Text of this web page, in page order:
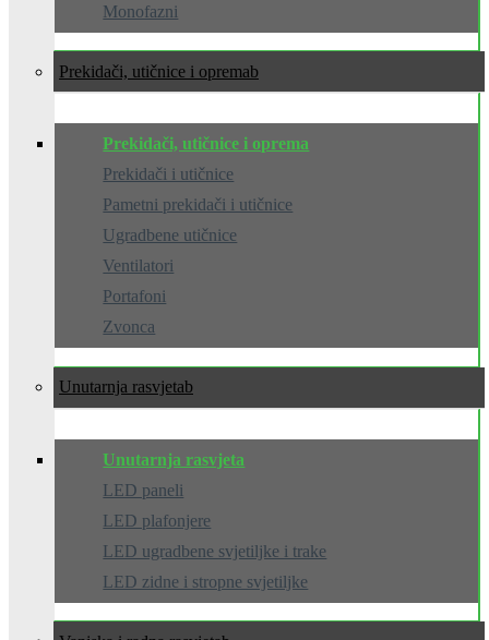
Monofazni
Prekidači, utičnice i oprema
Prekidači, utičnice i oprema
Prekidači i utičnice
Pametni prekidači i utičnice
Ugradbene utičnice
Ventilatori
Portafoni
Zvonca
Unutarnja rasvjeta
Unutarnja rasvjeta
LED paneli
LED plafonjere
LED ugradbene svjetiljke i trake
LED zidne i stropne svjetiljke